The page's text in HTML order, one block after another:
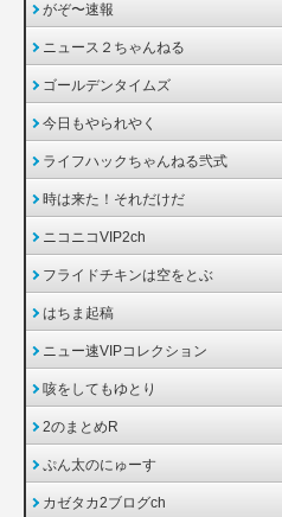
がぞ〜速報
ニュース２ちゃんねる
ゴールデンタイムズ
今日もやられやく
ライフハックちゃんねる弐式
時は来た！それだけだ
ニコニコVIP2ch
フライドチキンは空をとぶ
はちま起稿
ニュー速VIPコレクション
咳をしてもゆとり
2のまとめR
ぷん太のにゅーす
カゼタカ2ブログch